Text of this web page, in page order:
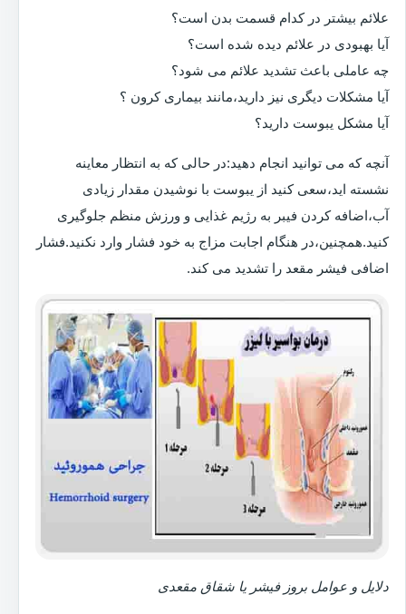
علائم بیشتر در کدام قسمت بدن است؟
آیا بهبودی در علائم دیده شده است؟
چه عاملی باعث تشدید علائم می شود؟
آیا مشکلات دیگری نیز دارید،مانند بیماری کرون ؟
آیا مشکل یبوست دارید؟
آنچه که می توانید انجام دهید:در حالی که به انتظار معاینه
نشسته اید،سعی کنید از یبوست با نوشیدن مقدار زیادی
آب،اضافه کردن فیبر به رژیم غذایی و ورزش منظم جلوگیری
کنید.همچنین،در هنگام اجابت مزاج به خود فشار وارد نکنید.فشار
اضافی فیشر مقعد را تشدید می کند.
دلایل و عوامل بروز فیشر یا شقاق مقعدی